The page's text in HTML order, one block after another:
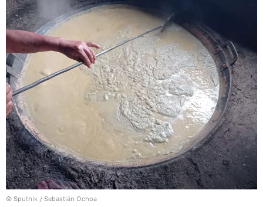
© Sputnik / Sebastián Ochoa